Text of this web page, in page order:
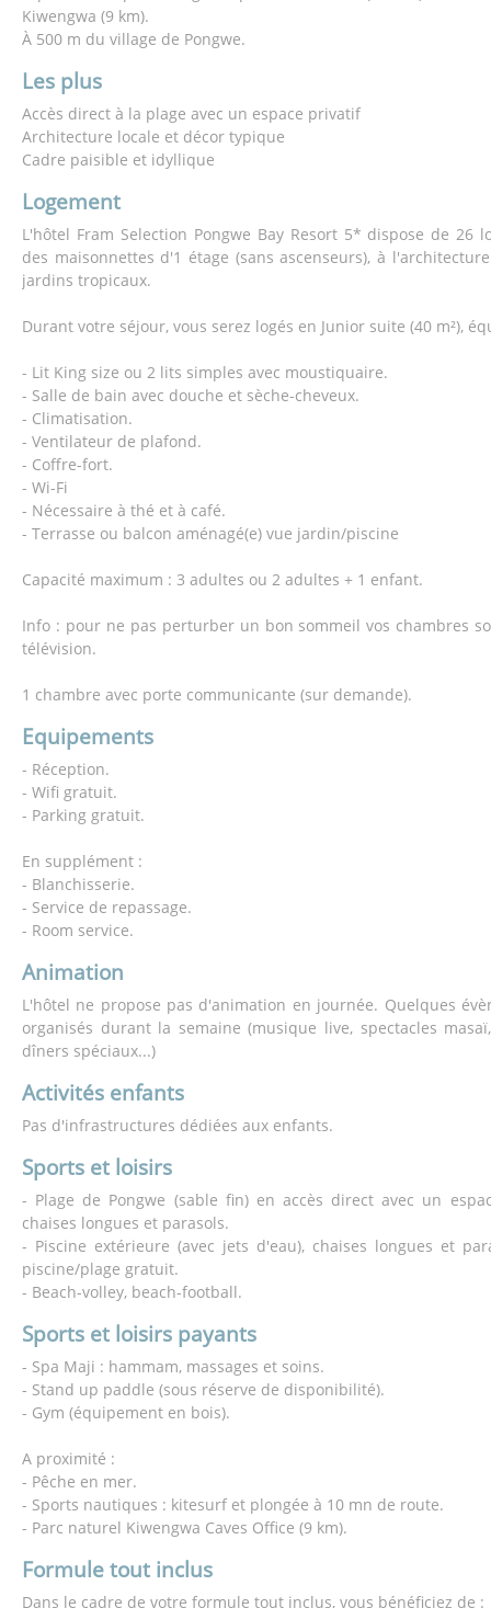
Kiwengwa (9 km).
À 500 m du village de Pongwe.
Les plus
Accès direct à la plage avec un espace privatif
Architecture locale et décor typique
Cadre paisible et idyllique
Logement
L'hôtel Fram Selection Pongwe Bay Resort 5* dispose de 26
des maisonnettes d'1 étage (sans ascenseurs), à
jardins tropicaux.
Durant votre séjour, vous serez logés en Junior suite (40 m²),
- Lit King size ou 2 lits simples avec moustiquaire.
- Salle de bain avec douche et sèche-cheveux.
- Climatisation.
- Ventilateur de plafond.
- Coffre-fort.
- Wi-Fi
- Nécessaire à thé et à café.
- Terrasse ou balcon aménagé(e) vue jardin/piscine
Capacité maximum : 3 adultes ou 2 adultes + 1 enfant.
Info : pour ne pas perturber un bon sommeil vos chambres
télévision.
1 chambre avec porte communicante (sur demande).
Equipements
- Réception.
- Wifi gratuit.
- Parking gratuit.
En supplément :
- Blanchisserie.
- Service de repassage.
- Room service.
Animation
L'hôtel ne propose pas d'animation en journée. Quelques
organisés durant la semaine (musique live, spectacles
dîners spéciaux...)
Activités enfants
Pas d'infrastructures dédiées aux enfants.
Sports et loisirs
- Plage de Pongwe (sable fin) en accès direct avec un
chaises longues et parasols.
- Piscine extérieure (avec jets d'eau), chaises longues et
piscine/plage gratuit.
- Beach-volley, beach-football.
Sports et loisirs payants
- Spa Maji : hammam, massages et soins.
- Stand up paddle (sous réserve de disponibilité).
- Gym (équipement en bois).
A proximité :
- Pêche en mer.
- Sports nautiques : kitesurf et plongée à 10 mn de route.
- Parc naturel Kiwengwa Caves Office (9 km).
Formule tout inclus
Dans le cadre de votre formule tout inclus, vous bénéficiez de :